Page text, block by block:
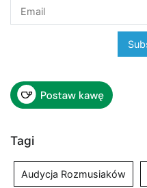
Tagi
Audycja Rozmusiaków